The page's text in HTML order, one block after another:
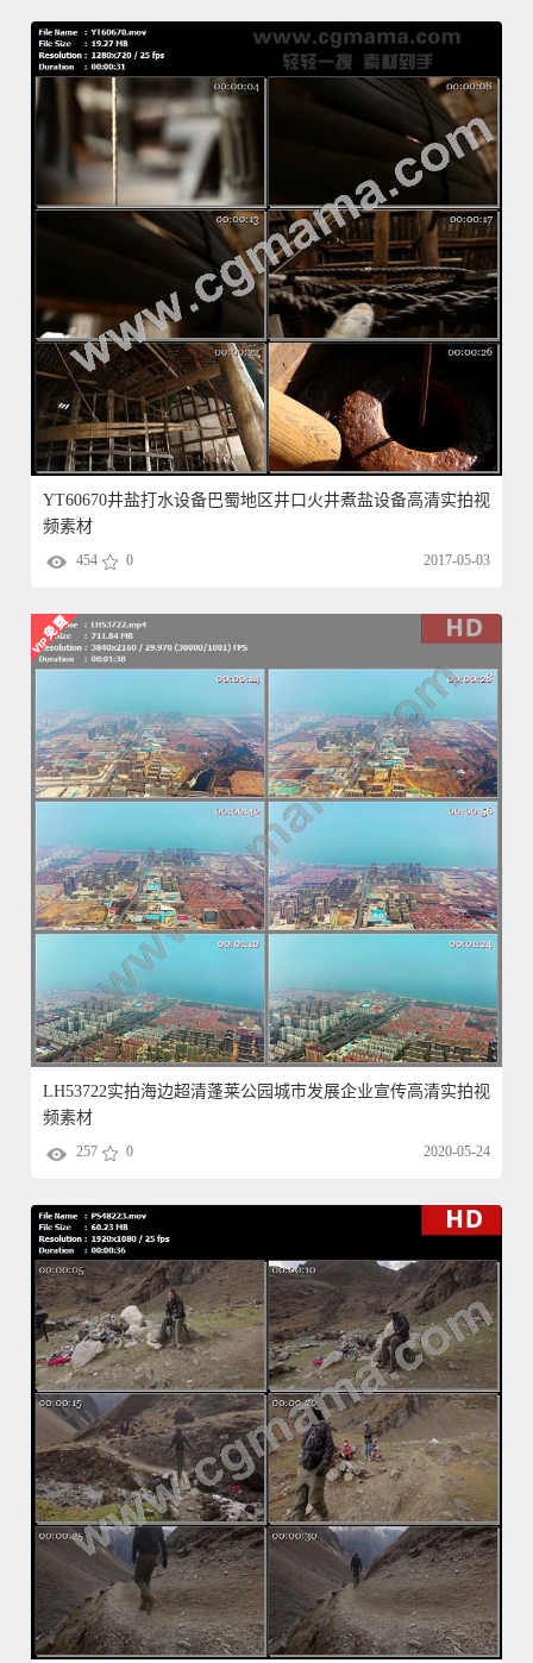
YT60670井盐打水设备巴蜀地区井口火井煮盐设备高清实拍视
频素材
454 0 2017-05-03
LH53722实拍海边超清蓬莱公园城市发展企业宣传高清实拍视
频素材
257 0 2020-05-24